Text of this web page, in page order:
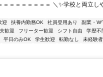
＝＝＝＝＝＝＝＝ ＼✨学校と両立し
迎 扶養内勤務OK 社員登用あり
副業・W
歓迎 フリーター歓迎 シフト自由 学歴不
平日のみOK 学生歓迎 転勤なし 未経験